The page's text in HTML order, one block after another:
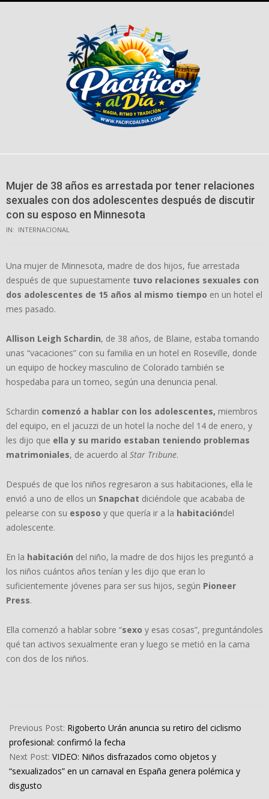
Mujer de 38 años es arrestada por tener relaciones
sexuales con dos adolescentes después de discutir
con su esposo en Minnesota
IN: INTERNACIONAL
Una mujer de Minnesota, madre de dos hijos, fue arrestada
después de que supuestamente tuvo relaciones sexuales con
dos adolescentes de 15 años al mismo tiempo en un hotel el
mes pasado.
Allison Leigh Schardin, de 38 años, de Blaine, estaba tomando
unas “vacaciones” con su familia en un hotel en Roseville, donde
un equipo de hockey masculino de Colorado también se
hospedaba para un torneo, según una denuncia penal.
Schardin comenzó a hablar con los adolescentes, miembros
del equipo, en el jacuzzi de un hotel la noche del 14 de enero, y
les dijo que ella y su marido estaban teniendo problemas
matrimoniales, de acuerdo al Star Tribune.
Después de que los niños regresaron a sus habitaciones, ella le
envió a uno de ellos un Snapchat diciéndole que acababa de
pelearse con su esposo y que quería ir a la habitacióndel
adolescente.
En la habitación del niño, la madre de dos hijos les preguntó a
los niños cuántos años tenían y les dijo que eran lo
suficientemente jóvenes para ser sus hijos, según Pioneer
Press.
Ella comenzó a hablar sobre “sexo y esas cosas”, preguntándoles
qué tan activos sexualmente eran y luego se metió en la cama
con dos de los niños.
02-
14
Previous Post: Rigoberto Urán anuncia su retiro del ciclismo
profesional: confirmó la fecha
Next Post: VIDEO: Niños disfrazados como objetos y
“sexualizados” en un carnaval en España genera polémica y
disgusto